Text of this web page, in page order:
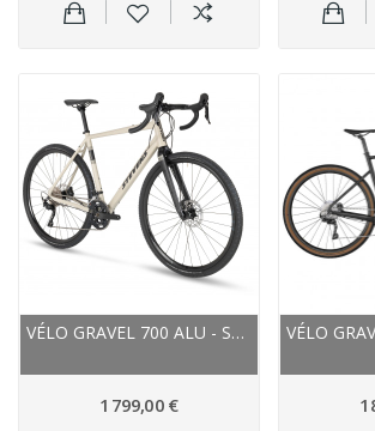
VÉLO GRAVEL 700 ALU - STEVENS 2023 GAVERE -...
1 799,00 € 1